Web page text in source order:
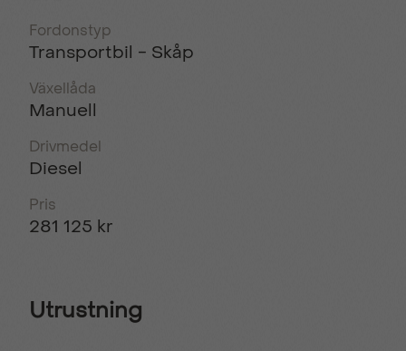
Fordonstyp
Transportbil - Skåp
Växellåda
Manuell
Drivmedel
Diesel
Pris
281 125 kr
Utrustning